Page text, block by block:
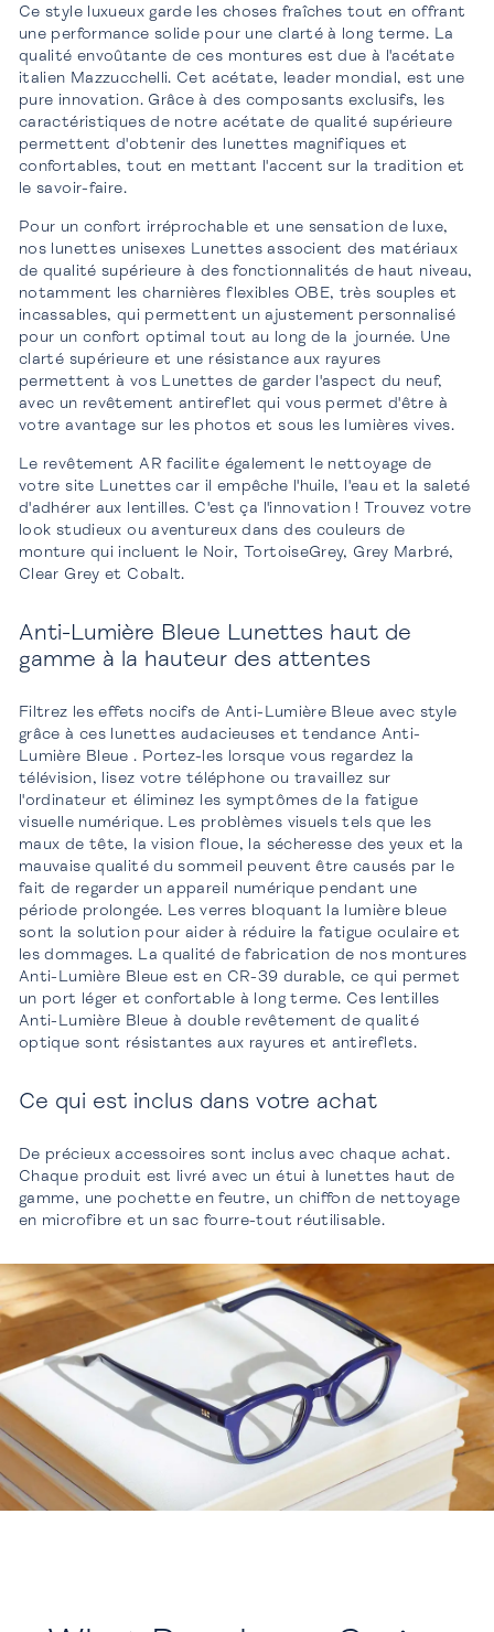
Ce style luxueux garde les choses fraîches tout en offrant
une performance solide pour une clarté à long terme. La
qualité envoûtante de ces montures est due à l'acétate
italien Mazzucchelli. Cet acétate, leader mondial, est une
pure innovation. Grâce à des composants exclusifs, les
caractéristiques de notre acétate de qualité supérieure
permettent d'obtenir des lunettes magnifiques et
confortables, tout en mettant l'accent sur la tradition et
le savoir-faire.
Pour un confort irréprochable et une sensation de luxe,
nos lunettes unisexes Lunettes associent des matériaux
de qualité supérieure à des fonctionnalités de haut niveau,
notamment les charnières flexibles OBE, très souples et
incassables, qui permettent un ajustement personnalisé
pour un confort optimal tout au long de la journée. Une
clarté supérieure et une résistance aux rayures
permettent à vos Lunettes de garder l'aspect du neuf,
avec un revêtement antireflet qui vous permet d'être à
votre avantage sur les photos et sous les lumières vives.
Le revêtement AR facilite également le nettoyage de
votre site Lunettes car il empêche l'huile, l'eau et la saleté
d'adhérer aux lentilles. C'est ça l'innovation ! Trouvez votre
look studieux ou aventureux dans des couleurs de
monture qui incluent le Noir, TortoiseGrey, Grey Marbré,
Clear Grey et Cobalt.
Anti-Lumière Bleue Lunettes haut de
gamme à la hauteur des attentes
Filtrez les effets nocifs de Anti-Lumière Bleue avec style
grâce à ces lunettes audacieuses et tendance Anti-
Lumière Bleue . Portez-les lorsque vous regardez la
télévision, lisez votre téléphone ou travaillez sur
l'ordinateur et éliminez les symptômes de la fatigue
visuelle numérique. Les problèmes visuels tels que les
maux de tête, la vision floue, la sécheresse des yeux et la
mauvaise qualité du sommeil peuvent être causés par le
fait de regarder un appareil numérique pendant une
période prolongée. Les verres bloquant la lumière bleue
sont la solution pour aider à réduire la fatigue oculaire et
les dommages. La qualité de fabrication de nos montures
Anti-Lumière Bleue est en CR-39 durable, ce qui permet
un port léger et confortable à long terme. Ces lentilles
Anti-Lumière Bleue à double revêtement de qualité
optique sont résistantes aux rayures et antireflets.
Ce qui est inclus dans votre achat
De précieux accessoires sont inclus avec chaque achat.
Chaque produit est livré avec un étui à lunettes haut de
gamme, une pochette en feutre, un chiffon de nettoyage
en microfibre et un sac fourre-tout réutilisable.